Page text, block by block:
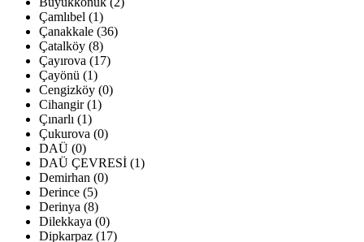
Çamlıbel (1)
Çanakkale (36)
Çatalköy (8)
Çayırova (17)
Çayönü (1)
Cengizköy (0)
Cihangir (1)
Çınarlı (1)
Çukurova (0)
DAÜ (0)
DAÜ ÇEVRESİ (1)
Demirhan (0)
Derince (5)
Derinya (8)
Dilekkaya (0)
Dipkarpaz (17)